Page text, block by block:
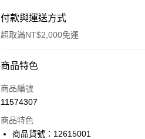
付款與運送方式
超取滿NT$2,000免運
付款方式
信用卡一次付款
3 期 0 利率 每期
商品特色
商品編號
11574307
商品特色
商品貨號：12615001